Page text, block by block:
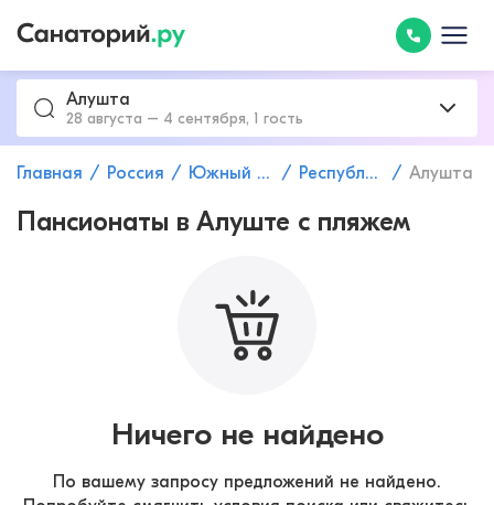
Алушта
28 августа – 4 сентября, 1 гость
Главная Россия Южный федеральный округ Республика Крым Алушта
Пансионаты в Алуште с пляжем
Ничего не найдено
По вашему запросу предложений не найдено.